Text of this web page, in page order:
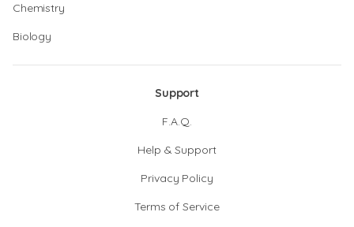
Chemistry
Biology
Support
F.A.Q.
Help & Support
Privacy Policy
Terms of Service